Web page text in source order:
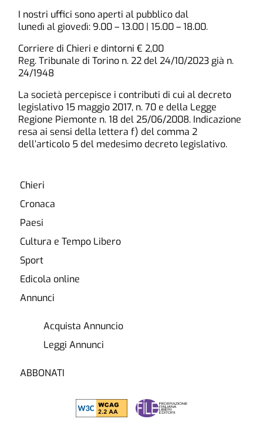
I nostri uffici sono aperti al pubblico dal
lunedì al giovedì: 9.00 – 13.00 | 15.00 – 18.00.
Corriere di Chieri e dintorni € 2,00
Reg. Tribunale di Torino n. 22 del 24/10/2023 già n.
24/1948
La società percepisce i contributi di cui al decreto
legislativo 15 maggio 2017, n. 70 e della Legge
Regione Piemonte n. 18 del 25/06/2008. Indicazione
resa ai sensi della lettera f) del comma 2
dell’articolo 5 del medesimo decreto legislativo.
Chieri
Cronaca
Paesi
Cultura e Tempo Libero
Sport
Edicola online
Annunci
Acquista Annuncio
Leggi Annunci
ABBONATI